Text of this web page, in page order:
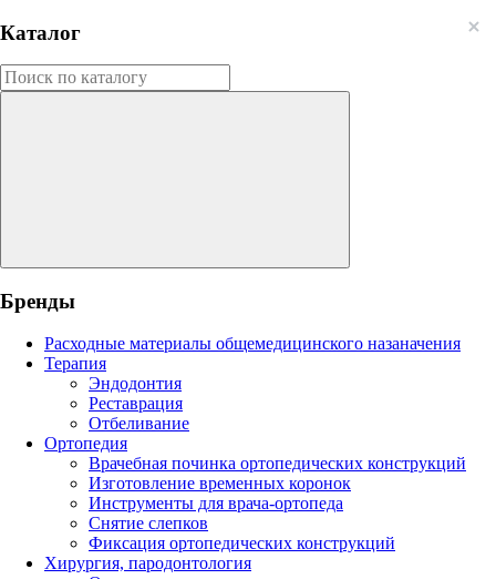
Каталог
Бренды
Расходные материалы общемедицинского назаначения
Терапия
Эндодонтия
Реставрация
Отбеливание
Ортопедия
Врачебная починка ортопедических конструкций
Изготовление временных коронок
Инструменты для врача-ортопеда
Снятие слепков
Фиксация ортопедических конструкций
Хирургия, пародонтология